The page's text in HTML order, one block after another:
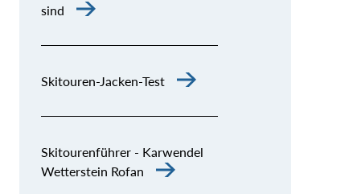
sind
Skitouren-Jacken-Test
Skitourenführer - Karwendel
Wetterstein Rofan